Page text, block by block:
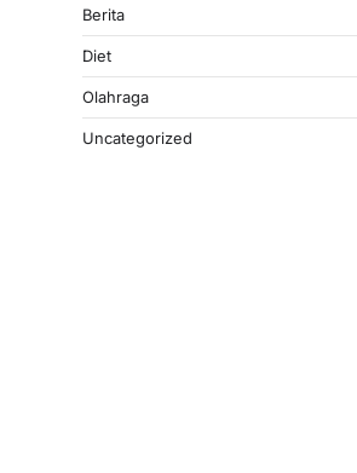
Berita
Diet
Olahraga
Uncategorized